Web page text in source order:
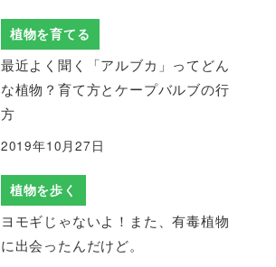
植物を育てる
最近よく聞く「アルブカ」ってどん
な植物？育て方とケープバルブの行
方
2019年10月27日
植物を歩く
ヨモギじゃないよ！また、有毒植物
に出会ったんだけど。